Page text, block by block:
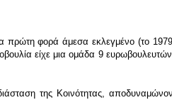
πρώτη φορά άμεσα εκλεγμένο (το
είχε μια ομάδα 9
της Κοινότητας,